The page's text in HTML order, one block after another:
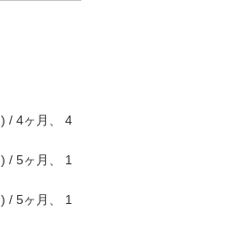
) / 4ヶ月、 4
) / 5ヶ月、 1
) / 5ヶ月、 1